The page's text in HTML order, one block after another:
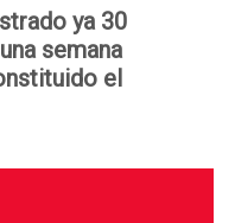
ya 30
semana
el